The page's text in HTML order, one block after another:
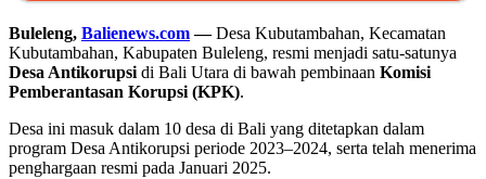
Buleleng, Balienews.com—Desa Kubutambahan, Kecamatan
Kubutambahan, Kabupaten Buleleng, resmi menjadi satu-satunya
Desa Antikorupsi di Bali Utara di bawah pembinaan Komisi
Pemberantasan Korupsi (KPK).
Desa ini masuk dalam 10 desa di Bali yang ditetapkan dalam
program Desa Antikorupsi periode 2023–2024, serta telah menerima
penghargaan resmi pada Januari 2025.